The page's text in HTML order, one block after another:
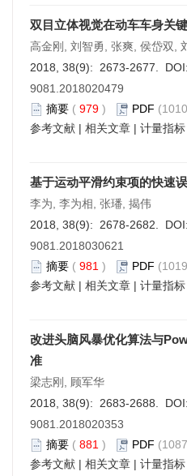
双目立体视觉在动车车身关
高金刚, 刘智勇, 张爽, 侯岱双,
2018, 38(9): 2673-2677. DOI:
9081.2018020479
摘要 ( 979 ) PDF
参考文献 | 相关文章 | 计量指标
基于运动平滑约束项的快速
李为, 李为相, 张璠, 揭伟
2018, 38(9): 2678-2682. DOI:
9081.2018030621
摘要 ( 981 ) PDF
参考文献 | 相关文章 | 计量指标
改进头脑风暴优化算法与
准
梁志刚, 顾军华
2018, 38(9): 2683-2688. DOI:
9081.2018020353
摘要 ( 881 ) PDF
参考文献 | 相关文章 | 计量指标